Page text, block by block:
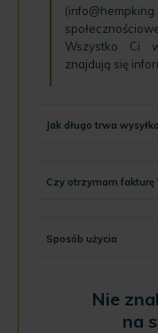
(
Wszystko Ci
znajdują się
Jak długo trwa
Czy otrzymam fakturę
Sposób użycia
Nie
na